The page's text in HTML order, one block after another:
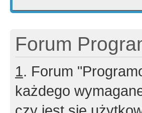
Forum
1. Forum
każdego